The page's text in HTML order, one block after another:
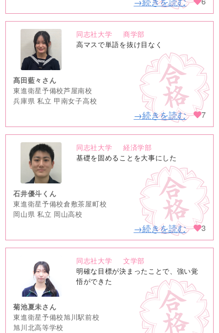
no
image
同志社大学
商学部
高マスで単語を抜け目なく
髙田藍々さん
東進衛星予備校芦屋南校
兵庫県 私立 甲南女子高校
→続きを読む 7
no
image
同志社大学
経済学部
基礎を固めることを大事にした
石井優斗くん
東進衛星予備校倉敷茶屋町校
岡山県 私立 岡山高校
→続きを読む 3
no
image
同志社大学
文学部
明確な目標が決まったことで、強い覚
悟ができた
菊池夏未さん
東進衛星予備校旭川駅前校
旭川北高等学校